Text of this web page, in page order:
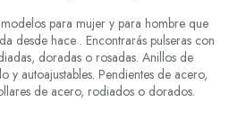
para mujer y para hombre que
desde hace . Encontrarás pulseras con
doradas o rosadas. Anillos de
autoajustables. Pendientes de acero,
de acero, rodiados o dorados.